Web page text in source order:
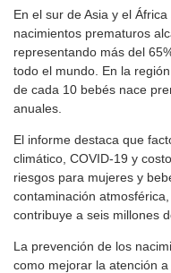
En el sur de Asia y el
nacimientos prematuros
representando más del
todo el mundo. En la
de cada 10 bebés nace
anuales.
El informe destaca que
climático, COVID-19 y
riesgos para mujeres y
contaminación
contribuye a seis millones
La prevención de los
como mejorar la atención